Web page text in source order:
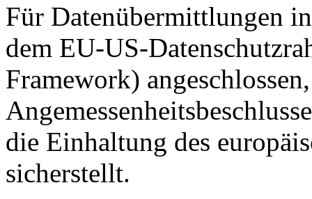
Für Datenübermittlungen
dem EU-US-
Framework)
die Einhaltung des
sicherstellt.